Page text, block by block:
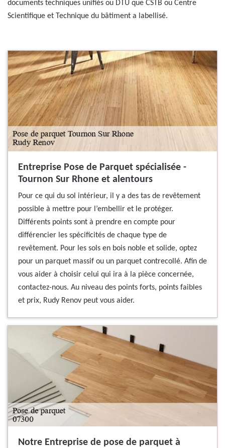
documents techniques unifiés ou DTU que CSTB ou Centre
Scientifique et Technique du bâtiment a labellisé.
Entreprise Pose de Parquet spécialisée -
Tournon Sur Rhone et alentours
Pour ce qui du sol intérieur, il y a des tas de revêtement
possible à mettre pour l’embellir et le protéger.
Différents points sont à prendre en compte pour
différencier les spécificités de chaque type de
revêtement. Pour les sols en bois noble et solide, optez
pour un parquet massif ou un parquet contrecollé. Afin de
vous aider à choisir celui qui ira à la pièce concernée,
contactez-nous. Au niveau des points forts, points faibles
et prix, Rudy Renov peut vous aider.
Notre Entreprise de pose de parquet à